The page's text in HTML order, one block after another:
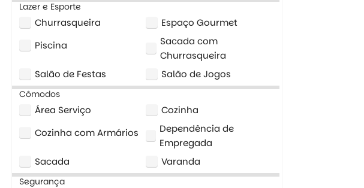
Lazer e Esporte
Churrasqueira
Espaço Gourmet
Piscina
Sacada com
Churrasqueira
Salão de Festas
Salão de Jogos
Cômodos
Área Serviço
Cozinha
Cozinha com Armários
Dependência de
Empregada
Sacada
Varanda
Segurança